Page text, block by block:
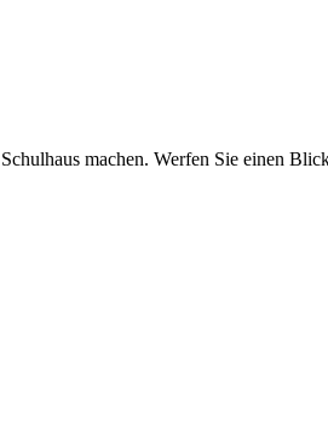
machen. Werfen Sie einen